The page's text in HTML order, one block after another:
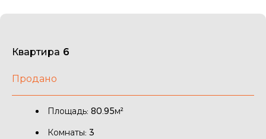
Квартира 6
Продано
Площадь: 80.95м²
Комнаты: 3